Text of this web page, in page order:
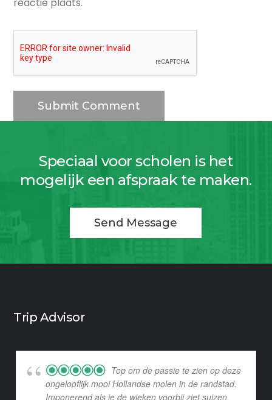
Speciaal voor scholen is het
mogelijk een afspraak te maken.
Send Message
Trip Advisor
Top om de passie te zien op deze
ongelooflijk mooi Hollandse molen in de randstad.
Imponerend als je de wieken voorbij ziet suizen.